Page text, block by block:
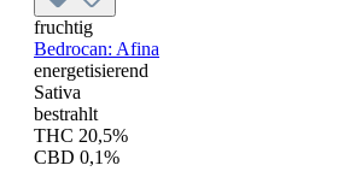
fruchtig
Bedrocan: Afina
energetisierend
Sativa
bestrahlt
THC 20,5%
CBD 0,1%